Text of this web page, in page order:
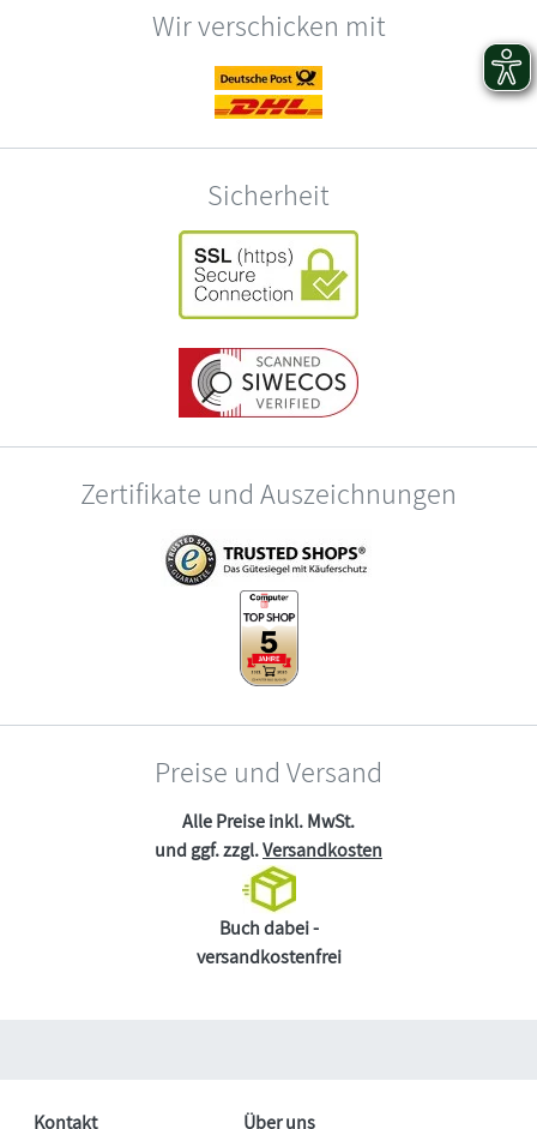
Wir verschicken mit
Sicherheit
Zertifikate und Auszeichnungen
Preise und Versand
Alle Preise inkl. MwSt.
und ggf. zzgl.Versandkosten
Buch dabei -
versandkostenfrei
Kontakt Über uns